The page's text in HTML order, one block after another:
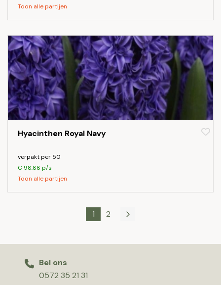
Toon alle partijen
Hyacinthen Royal Navy
verpakt per 50
€ 98,88 p/s
Toon alle partijen
1 2
Bel ons
0572 35 21 31